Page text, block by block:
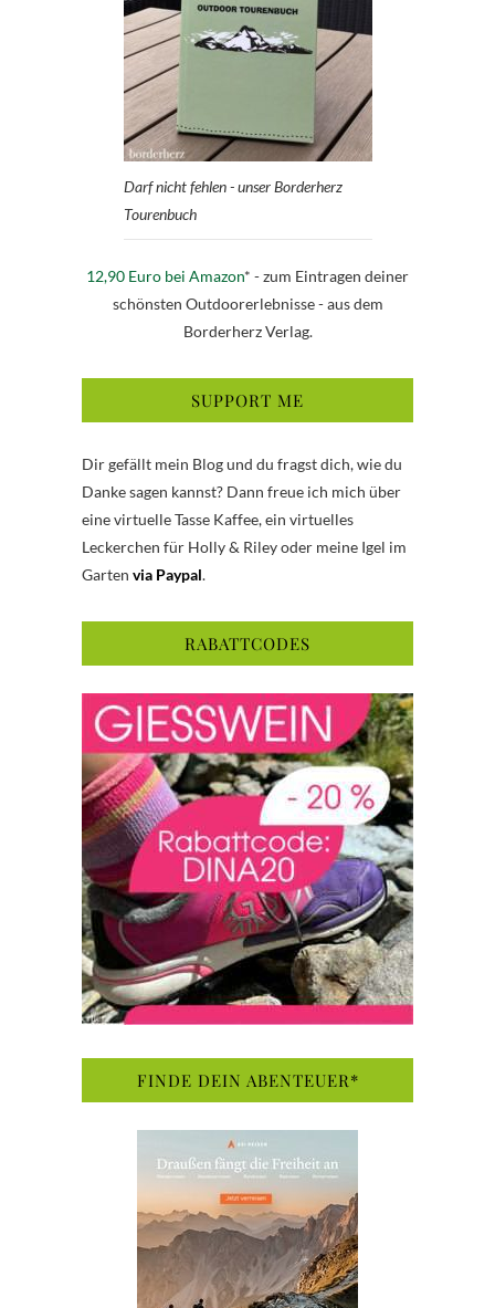
Darf nicht fehlen - unser Borderherz
Tourenbuch
12,90 Euro bei Amazon* - zum Eintragen deiner
schönsten Outdoorerlebnisse - aus dem
Borderherz Verlag.
SUPPORT ME
Dir gefällt mein Blog und du fragst dich, wie du
Danke sagen kannst? Dann freue ich mich über
eine virtuelle Tasse Kaffee, ein virtuelles
Leckerchen für Holly & Riley oder meine Igel im
Garten via Paypal.
RABATTCODES
FINDE DEIN ABENTEUER*